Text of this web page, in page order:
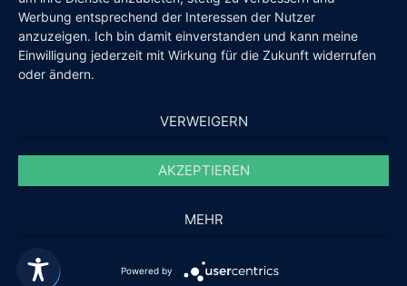
Werbung entsprechend der Interessen der Nutzer
anzuzeigen. Ich bin damit einverstanden und kann meine
Einwilligung jederzeit mit Wirkung für die Zukunft widerrufen
oder ändern.
VERWEIGERN
AKZEPTIEREN
MEHR
Powered by